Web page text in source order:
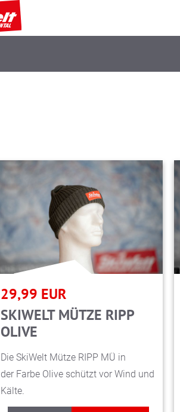
29,99 EUR
SKIWELT MÜTZE RIPP
OLIVE
Die SkiWelt Mütze RIPP MÜ in
der Farbe Olive schützt vor Wind und
Kälte.